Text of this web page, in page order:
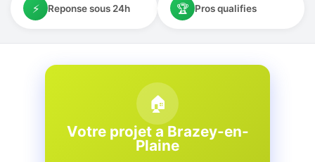
⚡ Reponse sous 24h 🏆 Pros qualifies
🏠
Votre projet a Brazey-en-
Plaine